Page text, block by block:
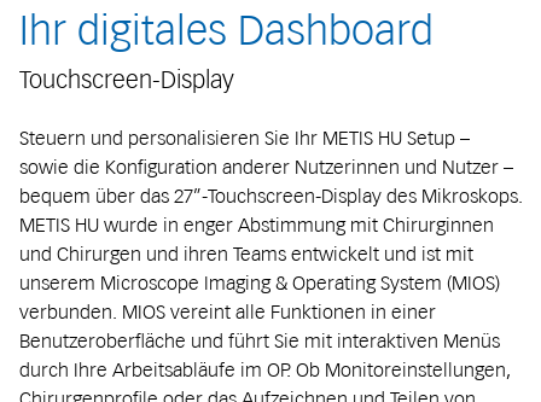
Ihr digitales Dashboard
Touchscreen-Display
Steuern und personalisieren Sie Ihr METIS HU Setup –
sowie die Konfiguration anderer Nutzerinnen und Nutzer –
bequem über das 27”-Touchscreen-Display des Mikroskops.
METIS HU wurde in enger Abstimmung mit Chirurginnen
und Chirurgen und ihren Teams entwickelt und ist mit
unserem Microscope Imaging & Operating System (MIOS)
verbunden. MIOS vereint alle Funktionen in einer
Benutzeroberfläche und führt Sie mit interaktiven Menüs
durch Ihre Arbeitsabläufe im OP. Ob Monitoreinstellungen,